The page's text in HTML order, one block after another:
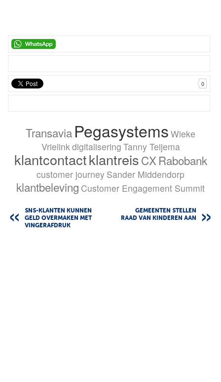
0
Transavia Pegasystems Wieke
Vrielinkdigitalisering Tanny Teijema
klantcontactklantreisCX Rabobank
customer journey Sander Middendorp
klantbeleving Customer Engagement Summit
SNS-KLANTEN KUNNEN
GELD OVERMAKEN MET
VINGERAFDRUK
GEMEENTEN STELLEN
RAAD VAN KINDEREN AAN